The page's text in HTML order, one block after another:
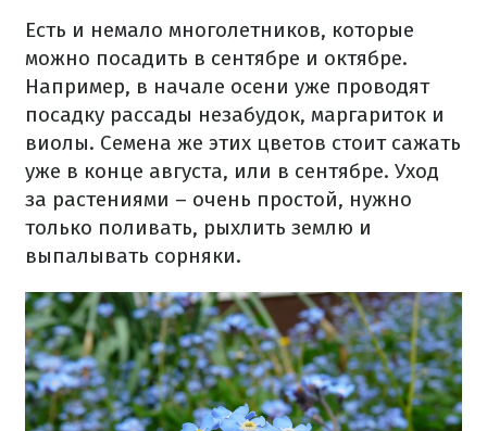
Есть и немало многолетников, которые
можно посадить в сентябре и октябре.
Например, в начале осени уже проводят
посадку рассады незабудок, маргариток и
виолы. Семена же этих цветов стоит сажать
уже в конце августа, или в сентябре. Уход
за растениями – очень простой, нужно
только поливать, рыхлить землю и
выпалывать сорняки.